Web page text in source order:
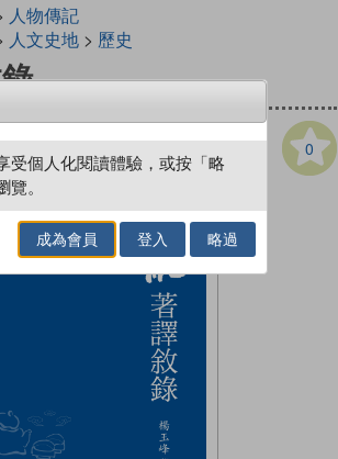
人物傳記
人文史地> 歷史
0
受個人化閱讀體驗，或按「略
覽。
成為會員 登入 略過